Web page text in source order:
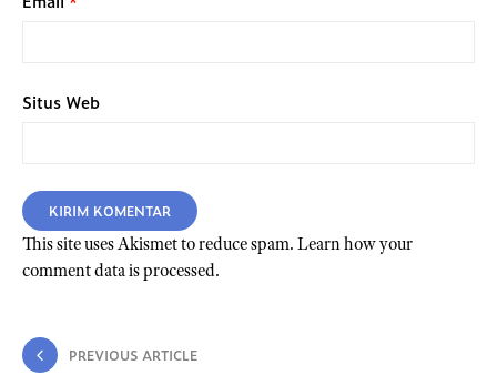
Situs Web
This site uses Akismet to reduce spam. Learn how your
comment data is processed.
PREVIOUS ARTICLE